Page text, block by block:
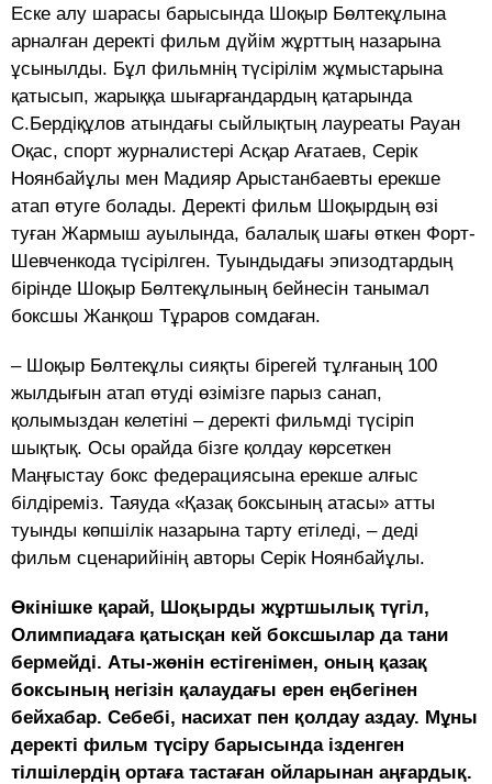
Еске алу шарасы барысында Шоқыр Бөлтекұлына
арналған деректі фильм дүйім жұрттың назарына
ұсынылды. Бұл фильмнің түсірілім жұмыстарына
қатысып, жарыққа шығарғандардың қатарында
С.Бердіқұлов атындағы сыйлықтың лауреаты Рауан
Оқас, спорт журналистері Асқар Ағатаев, Серік
Ноянбайұлы мен Мадияр Арыстанбаевты ерекше
атап өтуге болады. Деректі фильм Шоқырдың өзі
туған Жармыш ауылында, балалық шағы өткен Форт-
Шевченкода түсірілген. Туындыдағы эпизодтардың
бірінде Шоқыр Бөлтекұлының бейнесін танымал
боксшы Жанқош Тұраров сомдаған.
– Шоқыр Бөлтекұлы сияқты бірегей тұлғаның 100
жылдығын атап өтуді өзімізге парыз санап,
қолымыздан келетіні – деректі фильмді түсіріп
шықтық. Осы орайда бізге қолдау көрсеткен
Маңғыстау бокс федерациясына ерекше алғыс
білдіреміз. Таяуда «Қазақ боксының атасы» атты
туынды көпшілік назарына тарту етіледі, – деді
фильм сценарийінің авторы Серік Ноянбайұлы.
Өкінішке қарай, Шоқырды жұрт­шылық түгіл,
Олимпиадаға қатысқан кей боксшы­лар да тани
бермейді. Аты-жөнін естігені­мен, оның қазақ
боксының негізін қалаудағы ерен еңбегінен
бейхабар. Себебі, насихат пен қолдау аздау. Мұны
деректі фильм түсіру барысында ізденген
тілшілердің ортаға тастаған ойла­рынан аңғардық.